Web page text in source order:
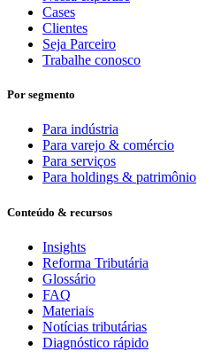
Cases
Clientes
Seja Parceiro
Trabalhe conosco
Por segmento
Para indústria
Para varejo & comércio
Para serviços
Para holdings & patrimônio
Conteúdo & recursos
Insights
Reforma Tributária
Glossário
FAQ
Materiais
Notícias tributárias
Diagnóstico rápido